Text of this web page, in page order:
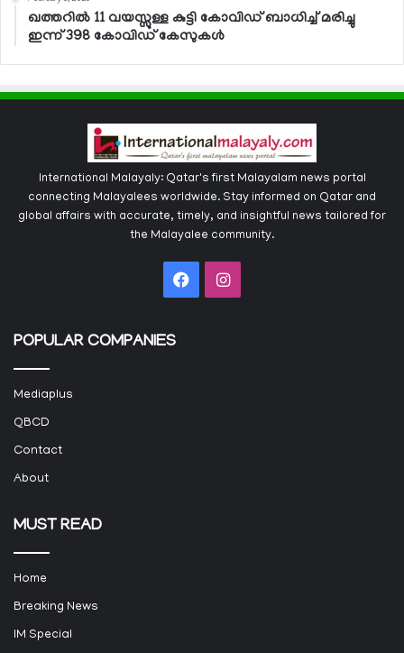
ഖത്തറില്‍ 11 വയസ്സുള്ള കുട്ടി കോവിഡ് ബാധിച്ച് മരിച്ചു
ഇന്ന് 398 കോവിഡ് കേസുകള്‍
International Malayaly: Qatar's first Malayalam news portal
connecting Malayalees worldwide. Stay informed on Qatar and
global affairs with accurate, timely, and insightful news tailored for
the Malayalee community.
FacebookInstagram
POPULAR COMPANIES
Mediaplus
QBCD
Contact
About
MUST READ
Home
Breaking News
IM Special